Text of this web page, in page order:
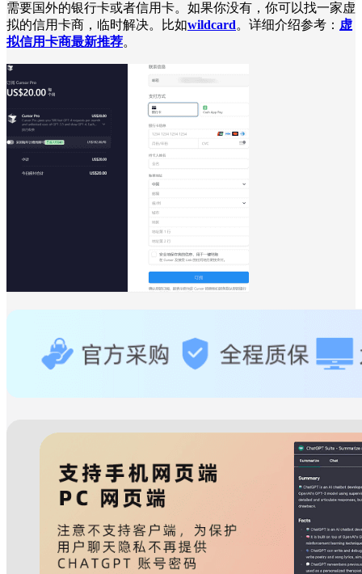
需要国外的银行卡或者信用卡。如果你没有，你可以找一家虚
拟的信用卡商，临时解决。比如wildcard。详细介绍参考： 虚
拟信用卡商最新推荐。